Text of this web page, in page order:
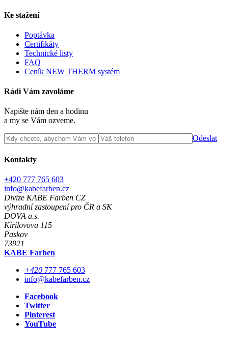
Ke stažení
Poptávka
Certifikáty
Technické listy
FAQ
Ceník NEW THERM systém
Rádi Vám zavoláme
Napište nám den a hodinu
a my se Vám ozveme.
Odeslat
Kontakty
+420 777 765 603
info@kabefarben.cz
Divize KABE Farben CZ
výhradní zastoupení pro ČR a SK
DOVA a.s.
Kirilovova 115
Paskov
73921
KABE Farben
+420 777 765 603
info@kabefarben.cz
Facebook
Twitter
Pinterest
YouTube